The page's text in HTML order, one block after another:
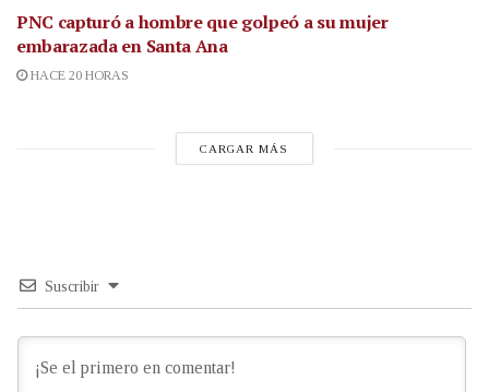
PNC capturó a hombre que golpeó a su mujer
embarazada en Santa Ana
HACE 20 HORAS
CARGAR MÁS
Suscribir